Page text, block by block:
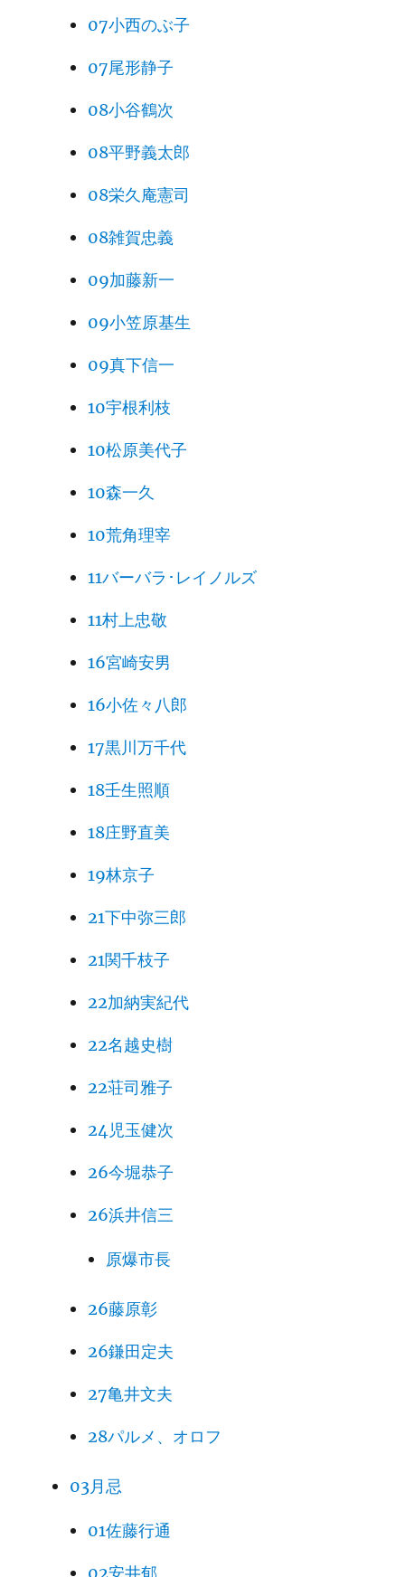
07小西のぶ子
07尾形静子
08小谷鶴次
08平野義太郎
08栄久庵憲司
08雑賀忠義
09加藤新一
09小笠原基生
09真下信一
10宇根利枝
10松原美代子
10森一久
10荒角理宰
11バーバラ･レイノルズ
11村上忠敬
16宮崎安男
16小佐々八郎
17黒川万千代
18壬生照順
18庄野直美
19林京子
21下中弥三郎
21関千枝子
22加納実紀代
22名越史樹
22荘司雅子
24児玉健次
26今堀恭子
26浜井信三
原爆市長
26藤原彰
26鎌田定夫
27亀井文夫
28パルメ、オロフ
03月忌
01佐藤行通
02安井郁